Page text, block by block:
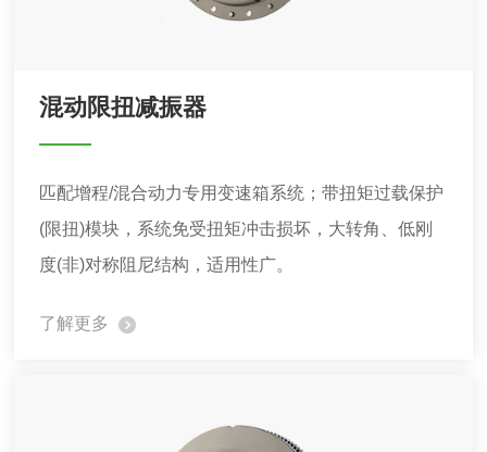
混动限扭减振器
匹配增程/混合动力专用变速箱系统；带扭矩过载保护
(限扭)模块，系统免受扭矩冲击损坏，大转角、低刚
度(非)对称阻尼结构，适用性广。
了解更多